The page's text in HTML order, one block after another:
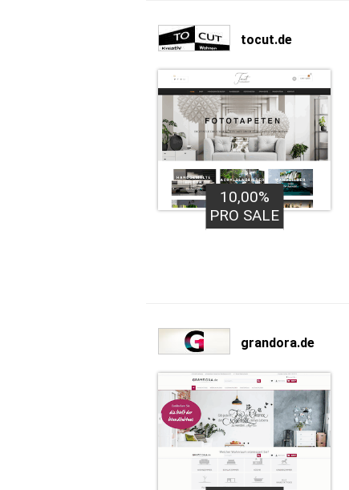
tocut.de
10,00%
PRO SALE
grandora.de